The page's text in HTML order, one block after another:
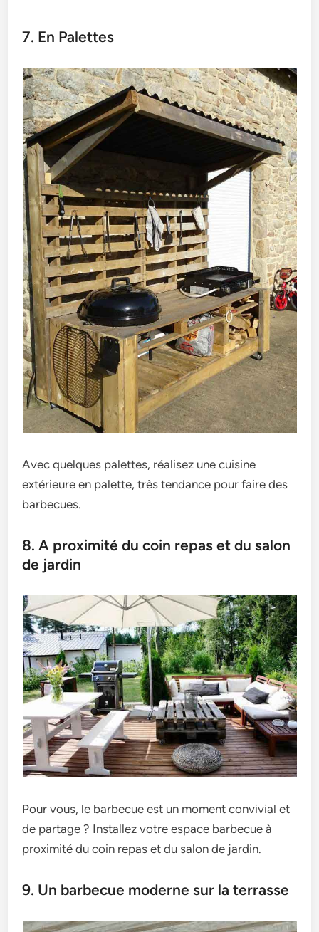
7. En Palettes
Avec quelques palettes, réalisez une cuisine
extérieure en palette, très tendance pour faire des
barbecues.
8. A proximité du coin repas et du salon
de jardin
Pour vous, le barbecue est un moment convivial et
de partage ? Installez votre espace barbecue à
proximité du coin repas et du salon de jardin.
9. Un barbecue moderne sur la terrasse